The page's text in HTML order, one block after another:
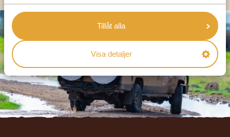
Tillåt alla
Visa detaljer
Footer